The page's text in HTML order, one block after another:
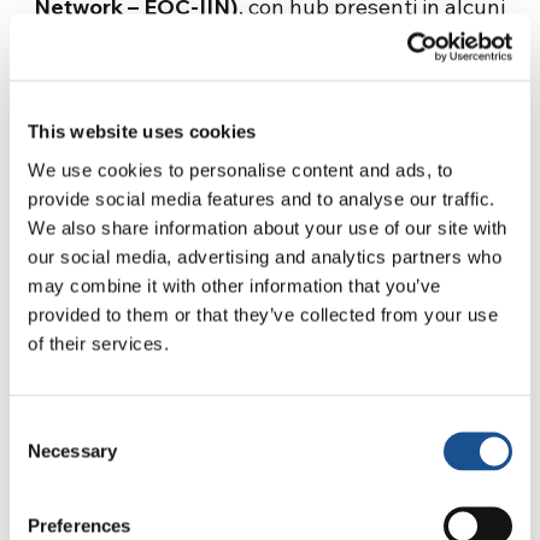
This website uses cookies
We use cookies to personalise content and ads, to
provide social media features and to analyse our traffic.
We also share information about your use of our site with
our social media, advertising and analytics partners who
may combine it with other information that you’ve
provided to them or that they’ve collected from your use
of their services.
Selection
Necessary
Preferences
Network – EOC-IIN), con hub presenti in alcuni
Poli imprenditoriali EdC (e non solo) per
sostenere soprattutto giovani imprenditori.
Sono già attivi in Camerun, Portogallo, Croazia,
Messico e Brasile. Qui, in particolare, sta
funzionando con successo un partenariato con
organizzazioni dell’economia sociale e civile per
un training con 100 giovani provenienti da
contesti di vulnerabilità; in Portogallo e
Messico sono in corso laboratori di formazione
all’imprenditorialità “di comunione” indirizzati
esempio, l’università di Puebla (Messico) per
indigena;